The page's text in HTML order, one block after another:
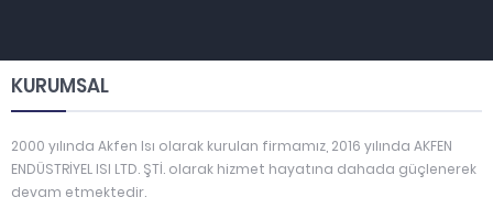
KURUMSAL
2000 yılında Akfen Isı olarak kurulan firmamız, 2016 yılında AKFEN
ENDÜSTRİYEL ISI LTD. ŞTİ. olarak hizmet hayatına dahada güçlenerek
devam etmektedir.